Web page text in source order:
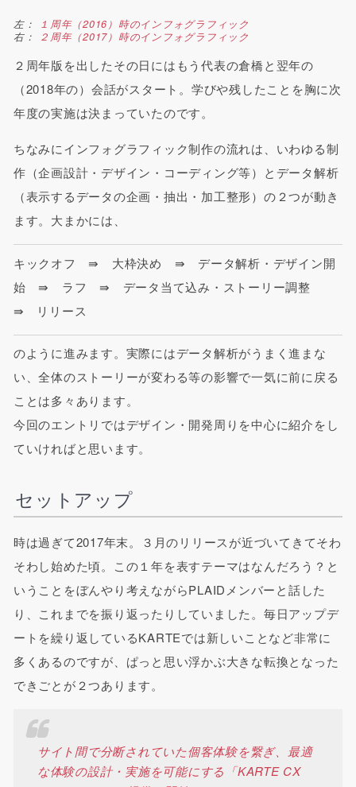
左：
１周年（2016）時のインフォグラフィック
右：
２周年（2017）時のインフォグラフィック
２周年版を出したその日にはもう代表の倉橋と翌年の
（2018年の）会話がスタート。学びや残したことを胸に次
年度の実施は決まっていたのです。
ちなみにインフォグラフィック制作の流れは、いわゆる制
作（企画設計・デザイン・コーディング等）とデータ解析
（表示するデータの企画・抽出・加工整形）の２つが動き
ます。大まかには、
キックオフ ⇛ 大枠決め ⇛ データ解析・デザイン開
始 ⇛ ラフ ⇛ データ当て込み・ストーリー調整
⇛ リリース
のように進みます。実際にはデータ解析がうまく進まな
い、全体のストーリーが変わる等の影響で一気に前に戻る
ことは多々あります。
今回のエントリではデザイン・開発周りを中心に紹介をし
ていければと思います。
セットアップ
時は過ぎて2017年末。３月のリリースが近づいてきてそわ
そわし始めた頃。この１年を表すテーマはなんだろう？と
いうことをぼんやり考えながらPLAIDメンバーと話した
り、これまでを振り返ったりしていました。毎日アップデ
ートを繰り返しているKARTEでは新しいことなど非常に
多くあるのですが、ぱっと思い浮かぶ大きな転換となった
できごとが２つあります。
サイト間で分断されていた個客体験を繋ぎ、最適
な体験の設計・実施を可能にする「KARTE CX